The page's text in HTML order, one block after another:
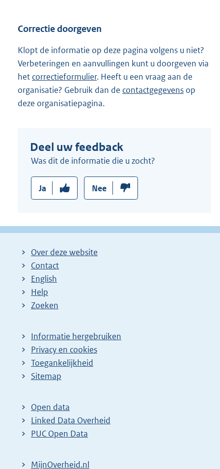
Correctie doorgeven
Klopt de informatie op deze pagina volgens u niet?
Verbeteringen en aanvullingen kunt u doorgeven via
het correctieformulier. Heeft u een vraag aan de
organisatie? Gebruik dan de contactgegevens op
deze organisatiepagina.
Deel uw feedback
Was dit de informatie die u zocht?
Ja Nee
Over deze website
Contact
English
Help
Zoeken
Informatie hergebruiken
Privacy en cookies
Toegankelijkheid
Sitemap
Open data
Linked Data Overheid
PUC Open Data
MijnOverheid.nl